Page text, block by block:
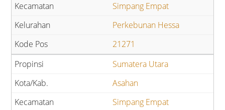
Simpang Empat
Perkebunan Hessa
21271
Sumatera Utara
Asahan
Simpang Empat